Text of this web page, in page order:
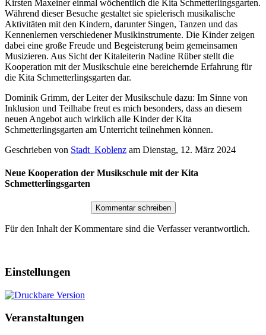
Kirsten Maxeiner einmal wöchentlich die Kita Schmetterlingsgarten.
Während dieser Besuche gestaltet sie spielerisch musikalische
Aktivitäten mit den Kindern, darunter Singen, Tanzen und das
Kennenlernen verschiedener Musikinstrumente. Die Kinder zeigen
dabei eine große Freude und Begeisterung beim gemeinsamen
Musizieren. Aus Sicht der Kitaleiterin Nadine Rüber stellt die
Kooperation mit der Musikschule eine bereichernde Erfahrung für
die Kita Schmetterlingsgarten dar.
Dominik Grimm, der Leiter der Musikschule dazu: Im Sinne von
Inklusion und Teilhabe freut es mich besonders, dass an diesem
neuen Angebot auch wirklich alle Kinder der Kita
Schmetterlingsgarten am Unterricht teilnehmen können.
Geschrieben von Stadt_Koblenz am Dienstag, 12. März 2024
Neue Kooperation der Musikschule mit der Kita
Schmetterlingsgarten
Für den Inhalt der Kommentare sind die Verfasser verantwortlich.
Einstellungen
Veranstaltungen